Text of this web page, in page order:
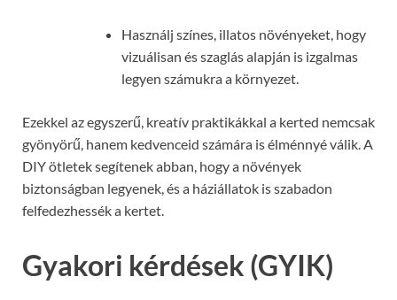
Használj színes, illatos növényeket, hogy
vizuálisan és szaglás alapján is izgalmas
legyen számukra a környezet.
Ezekkel az egyszerű, kreatív praktikákkal a kerted nemcsak
gyönyörű, hanem kedvenceid számára is élménnyé válik. A
DIY ötletek segítenek abban, hogy a növények
biztonságban legyenek, és a háziállatok is szabadon
felfedezhessék a kertet.
Gyakori kérdések (GYIK)